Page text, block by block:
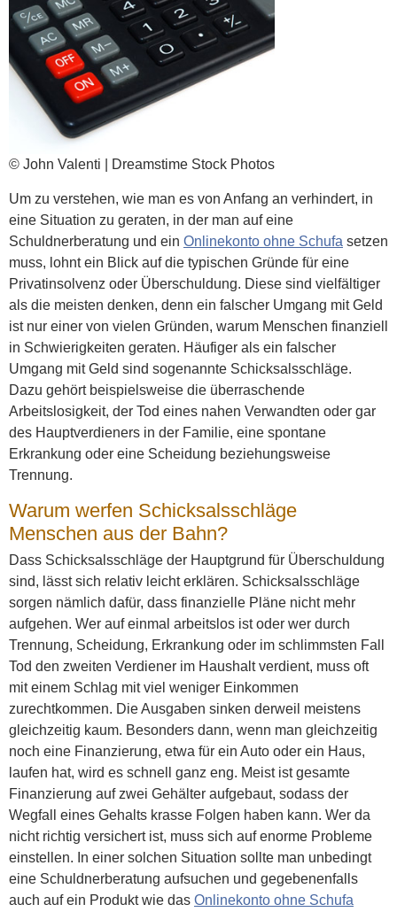
© John Valenti | Dreamstime Stock Photos
Um zu verstehen, wie man es von Anfang an verhindert, in
eine Situation zu geraten, in der man auf eine
Schuldnerberatung und ein Onlinekonto ohne Schufa setzen
muss, lohnt ein Blick auf die typischen Gründe für eine
Privatinsolvenz oder Überschuldung. Diese sind vielfältiger
als die meisten denken, denn ein falscher Umgang mit Geld
ist nur einer von vielen Gründen, warum Menschen finanziell
in Schwierigkeiten geraten. Häufiger als ein falscher
Umgang mit Geld sind sogenannte Schicksalsschläge.
Dazu gehört beispielsweise die überraschende
Arbeitslosigkeit, der Tod eines nahen Verwandten oder gar
des Hauptverdieners in der Familie, eine spontane
Erkrankung oder eine Scheidung beziehungsweise
Trennung.
Warum werfen Schicksalsschläge
Menschen aus der Bahn?
Dass Schicksalsschläge der Hauptgrund für Überschuldung
sind, lässt sich relativ leicht erklären. Schicksalsschläge
sorgen nämlich dafür, dass finanzielle Pläne nicht mehr
aufgehen. Wer auf einmal arbeitslos ist oder wer durch
Trennung, Scheidung, Erkrankung oder im schlimmsten Fall
Tod den zweiten Verdiener im Haushalt verdient, muss oft
mit einem Schlag mit viel weniger Einkommen
zurechtkommen. Die Ausgaben sinken derweil meistens
gleichzeitig kaum. Besonders dann, wenn man gleichzeitig
noch eine Finanzierung, etwa für ein Auto oder ein Haus,
laufen hat, wird es schnell ganz eng. Meist ist gesamte
Finanzierung auf zwei Gehälter aufgebaut, sodass der
Wegfall eines Gehalts krasse Folgen haben kann. Wer da
nicht richtig versichert ist, muss sich auf enorme Probleme
einstellen. In einer solchen Situation sollte man unbedingt
eine Schuldnerberatung aufsuchen und gegebenenfalls
auch auf ein Produkt wie das Onlinekonto ohne Schufa